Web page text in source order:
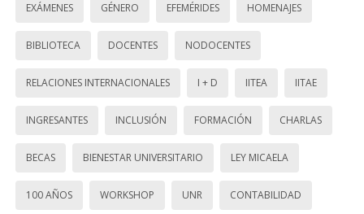
EXÁMENES GÉNERO EFEMÉRIDES HOMENAJES
BIBLIOTECA DOCENTES NODOCENTES
RELACIONES INTERNACIONALES I + D IITEA IITAE
INGRESANTES INCLUSIÓN FORMACIÓN CHARLAS
BECAS BIENESTAR UNIVERSITARIO LEY MICAELA
100 AÑOS WORKSHOP UNR CONTABILIDAD